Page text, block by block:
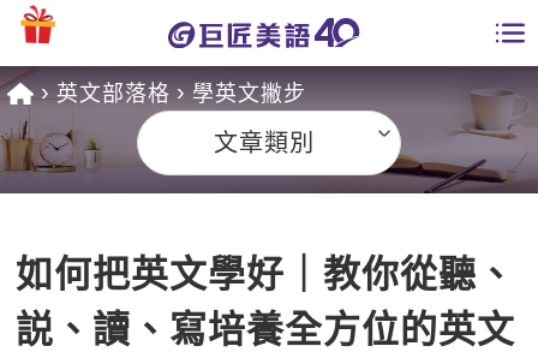
課程總覽
英文課程總表
英文會話
全國分校
學員專區
英文部落格 學英文撇步
文章類別
如何把英文學好｜教你從聽、
説、讀、寫培養全方位的英文